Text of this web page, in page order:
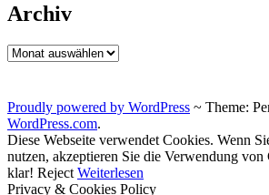
Archiv
Archiv
Proudly powered by WordPress ~ Theme:
WordPress.com.
Diese Webseite verwendet Cookies. Wenn
nutzen, akzeptieren Sie die Verwendung von
klar! Reject Weiterlesen
Privacy & Cookies Policy